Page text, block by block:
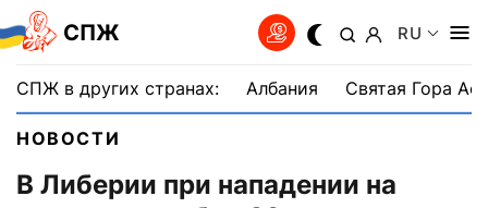
СПЖ RU
СПЖ в других странах: Албания Святая Гора
НОВОСТИ
В Либерии при нападении на